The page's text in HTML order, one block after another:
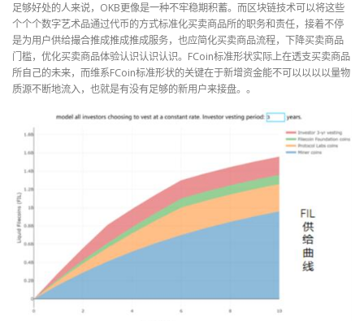
足够好处的人来说，OKB更像是一种不牢稳期积蓄。而区块链技术可以将这些
个个个数字艺术品通过代币的方式标准化买卖商品所的职务和责任，接着不停
是为用户供给撮合推成推成推成服务，也应简化买卖商品流程，下降买卖商品
门槛，优化买卖商品体验认识认识认识。FCoin标准形状实际上在透支买卖商品
所自己的未来，而维系FCoin标准形状的关键在于新增资金能不可以以以以量物
质源不断地流入，也就是有没有足够的新用户来接盘。。